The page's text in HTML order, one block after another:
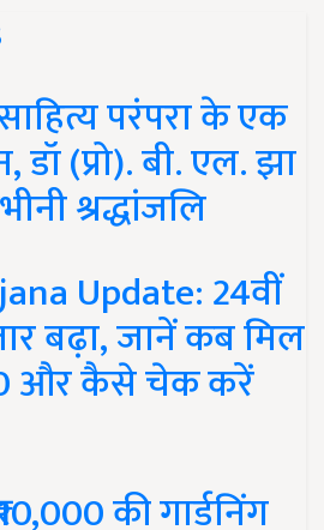
परंपरा के एक
(प्रो). बी. एल. झा
श्रद्धांजलि
Update: 24वीं
बढ़ा, जानें कब मिल
और कैसे चेक करें
की गार्डनिंग